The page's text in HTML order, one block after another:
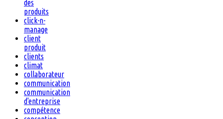
des
produits
click-n-
manage
client
produit
clients
climat
collaborateur
communication
communication
d'entreprise
compétence